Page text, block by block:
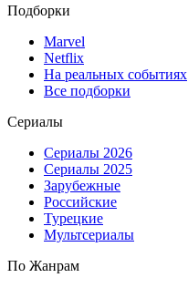
Подборки
Marvel
Netflix
На реальных событиях
Все подборки
Сериалы
Сериалы 2026
Сериалы 2025
Зарубежные
Российские
Турецкие
Мультсериалы
По Жанрам